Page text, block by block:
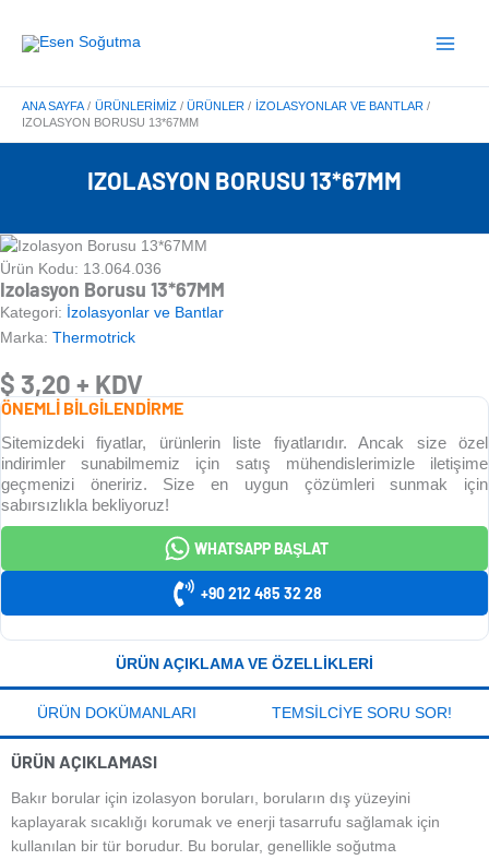
atla
Menu
ANA SAYFA ÜRÜNLERIMIZ ÜRÜNLER
İZOLASYONLAR VE BANTLAR
IZOLASYON BORUSU 13*67MM
IZOLASYON BORUSU 13*67MM
Ürün Kodu: 13.064.036
Izolasyon Borusu 13*67MM
Kategori: İzolasyonlar ve Bantlar
Marka: Thermotrick
$ 3,20 + KDV
ÖNEMLİ BİLGİLENDİRME
Sitemizdeki fiyatlar, ürünlerin liste fiyatlarıdır. Ancak size özel
indirimler sunabilmemiz için satış mühendislerimizle iletişime
geçmenizi öneririz. Size en uygun çözümleri sunmak için
sabırsızlıkla bekliyoruz!
WHATSAPP BAŞLAT
+90 212 485 32 28
ÜRÜN AÇIKLAMA VE ÖZELLIKLERI
ÜRÜN DOKÜMANLARI TEMSILCIYE SORU SOR!
ÜRÜN AÇIKLAMASI
Bakır borular için izolasyon boruları, boruların dış yüzeyini
kaplayarak sıcaklığı korumak ve enerji tasarrufu sağlamak için
kullanılan bir tür borudur. Bu borular, genellikle soğutma